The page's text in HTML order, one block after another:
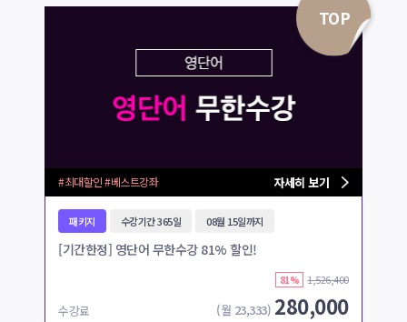
TOP
#최대할인 #베스트강좌 자세히 보기
패키지 수강기간 365일 08월 15일까지
[기간한정] 영단어 무한수강 81% 할인!
81% 1,526,400
수강료 (월 23,333) 280,000